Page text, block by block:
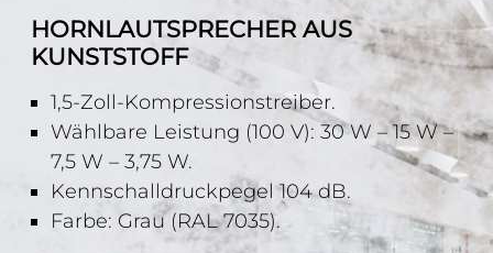
HORNLAUTSPRECHER AUS
KUNSTSTOFF
1,5-Zoll-Kompressionstreiber.
Wählbare Leistung (100 V): 30 W – 15 W –
7,5 W – 3,75 W.
Kennschalldruckpegel 104 dB.
Farbe: Grau (RAL 7035).